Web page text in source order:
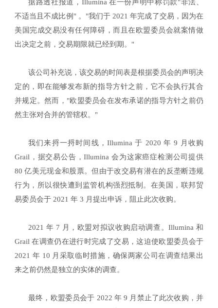
据路透社报道，Illumina 在一份声明中称罚款"非法、
不适当且不成比例" 。"我们于 2021 年完成了交易，因为在
美国完成交易没有任何障碍，而且在欧盟委员会就案情做
出决定之前，交易期限就已经到期。"
该公司补充说，该交易的时间表是根据委员会的声明决
定的，即在能够发布新的指导方针之前，它不会执行其合
并规定。然而，"欧盟委员会在发布承诺的指导方针之前仍
然主张对合并的管辖权。"
我们来捋一捋时间线，Illumina 于 2020 年 9 月收购
Grail，据交易公告，Illumina 会为这家癌症检测公司提供
80 亿美元现金和股票。但由于改交易有潜在的反垄断违规
行为，所以很快遭到监管机构强烈抵制。在美国，联邦贸
易委员会于 2021 年 3 月提出申诉，阻止此次收购。
2021 年 7 月， 欧盟对拟议收购启动调查。Illumina 和
Grail 在调查仍在进行时完成了交易，这迫使欧盟委员会于
2021 年 10 月采取临时措施，确保两家公司在调查结果出
来之前仍然是独立的实体的调查。
最终，欧盟委员会于 2022 年 9 月禁止了此次收购，并